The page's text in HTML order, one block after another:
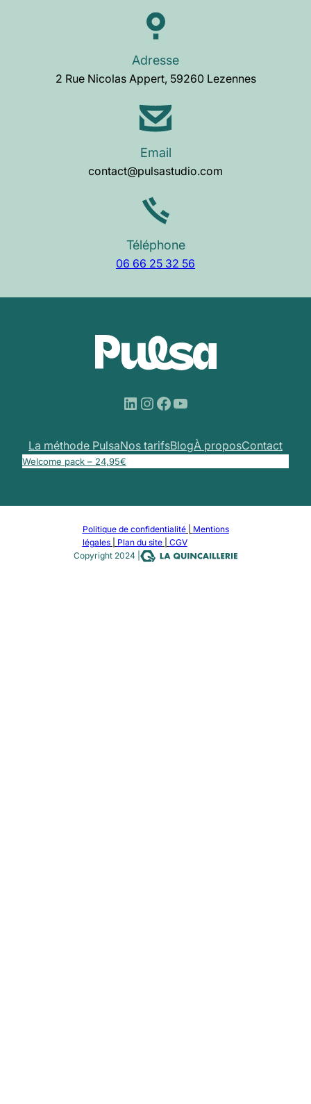
Adresse
2 Rue Nicolas Appert, 59260 Lezennes
Email
contact@pulsastudio.com
Téléphone
06 66 25 32 56
LinkedIn
Instagram
Facebook
YouTube
La méthode PulsaNos tarifsBlogÀ proposContact
Welcome pack – 24,95€
Politique de confidentialité| Mentions
légales| Plan du site| CGV
Copyright 2024 |